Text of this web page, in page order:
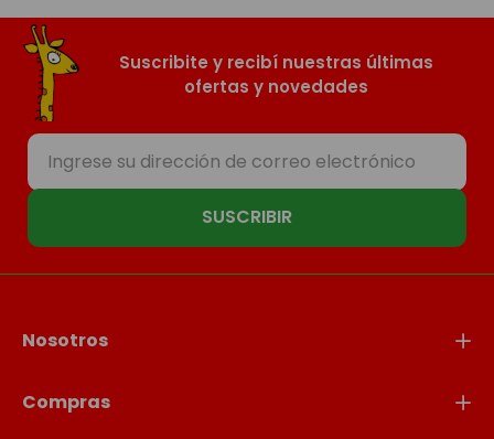
Suscribite y recibí nuestras últimas
ofertas y novedades
SUSCRIBIR
Nosotros
Compras